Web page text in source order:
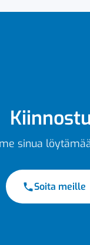
sinua
Soita meille